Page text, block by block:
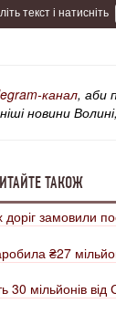
текст і натисніть
канал, аби
новини
ТАКОЖ
замовили
₴27
мільйонів від